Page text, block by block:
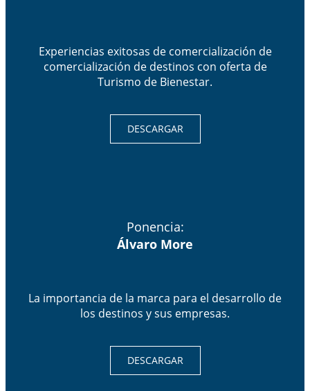
Experiencias exitosas de comercialización de
comercialización de destinos con oferta de
Turismo de Bienestar.
DESCARGAR
Ponencia:
Álvaro More
La importancia de la marca para el desarrollo de
los destinos y sus empresas.
DESCARGAR